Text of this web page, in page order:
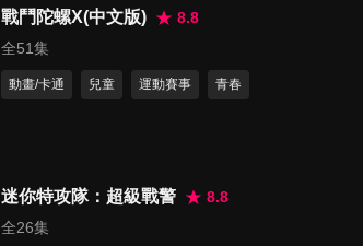
第12集 打網球
戰鬥陀螺X(中文版)
8.8
全51集
動畫/卡通 兒童 運動賽事 青春
迷你特攻隊：超級戰警
8.8
全26集